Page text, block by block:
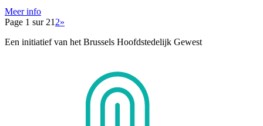
Meer info
Page 1 sur 21 2»
Een initiatief van het Brussels Hoofdstedelijk Gewest